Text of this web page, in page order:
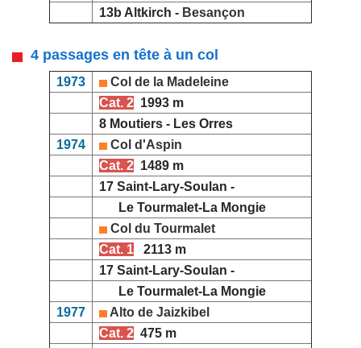
13b Altkirch - Besançon
4 passages en tête à un col
1973
Col de la Madeleine
Cat. 2 1993 m
8 Moutiers - Les Orres
1974
Col d'Aspin
Cat. 2 1489 m
17 Saint-Lary-Soulan -
Le Tourmalet-La Mongie
Col du Tourmalet
Cat. 1 2113 m
17 Saint-Lary-Soulan -
Le Tourmalet-La Mongie
1977
Alto de Jaizkibel
Cat. 2 475 m